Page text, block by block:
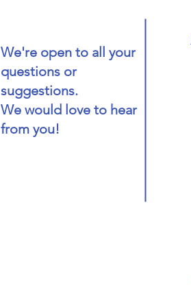
We're open to all your
questions or
suggestions.
We would love to hear
from you!